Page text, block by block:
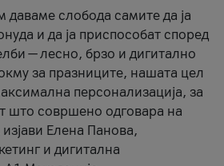
даваме слобода самите да ја
и да ја приспособат според
— лесно, брзо и дигитално
за празниците, нашата цел
персонализација, за
што совршено одговара на
Елена Панова,
и дигитална